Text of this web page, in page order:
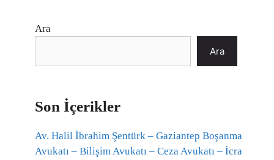
Ara
Ara
Son İçerikler
Av. Halil İbrahim Şentürk – Gaziantep Boşanma
Avukatı – Bilişim Avukatı – Ceza Avukatı – İcra